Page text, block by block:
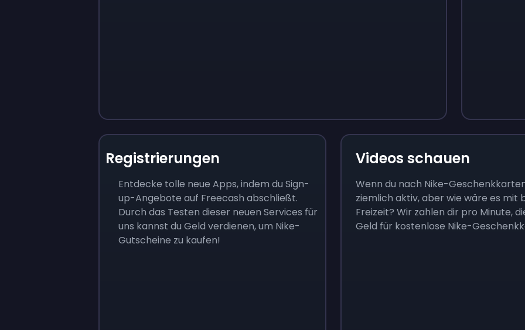
Registrierungen
Entdecke tolle neue Apps, indem du Sign-
up-Angebote auf Freecash abschließt.
Durch das Testen dieser neuen Services für
uns kannst du Geld verdienen, um Nike-
Gutscheine zu kaufen!
Videos schauen
Wenn du nach Nike-
ziemlich aktiv, aber wie wäre es mit
Freizeit? Wir zahlen dir pro Minute,
Geld für kostenlose Nike-